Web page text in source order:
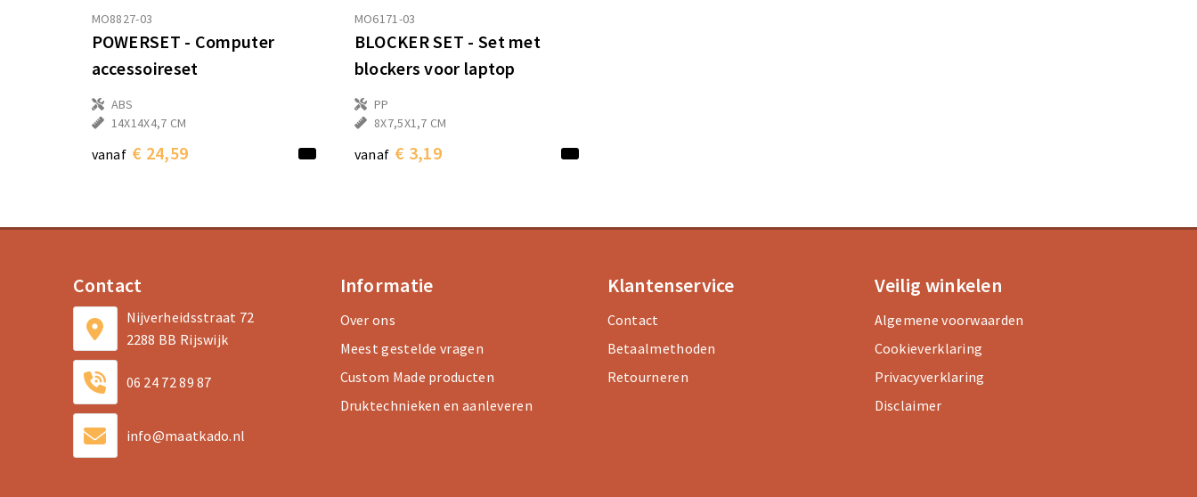
MO8827-03
POWERSET - Computer
accessoireset
ABS
14X14X4,7 CM
vanaf € 24,59
MO6171-03
BLOCKER SET - Set met
blockers voor laptop
PP
8X7,5X1,7 CM
vanaf € 3,19
Contact
Nijverheidsstraat 72
2288 BB Rijswijk
06 24 72 89 87
info@maatkado.nl
Informatie
Over ons
Meest gestelde vragen
Custom Made producten
Druktechnieken en aanleveren
Klantenservice
Contact
Betaalmethoden
Retourneren
Veilig winkelen
Algemene voorwaarden
Cookieverklaring
Privacyverklaring
Disclaimer